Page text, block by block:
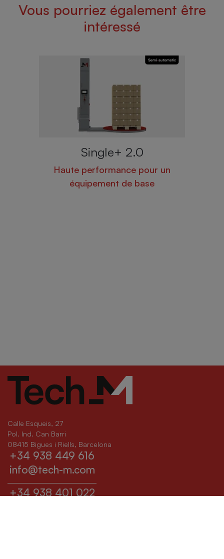
Vous pourriez également être
intéressé
Single+ 2.0
Haute performance pour un
équipement de base
Calle Esqueis, 27
Pol. Ind. Can Barri
08415 Bigues i Riells, Barcelona
+34 938 449 616
info@tech-m.com
+34 938 401 022